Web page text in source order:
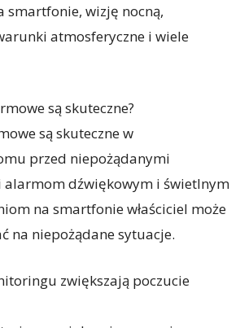
smartfonie, wizję nocną,
atmosferyczne i wiele
są skuteczne?
są skuteczne w
przed niepożądanymi
alarmom dźwiękowym i świetlnym
na smartfonie właściciel może
na niepożądane sytuacje.
zwiększają poczucie